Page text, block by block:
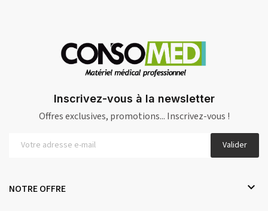
Inscrivez-vous à la newsletter
Offres exclusives, promotions... Inscrivez-vous !
Valider
NOTRE OFFRE 